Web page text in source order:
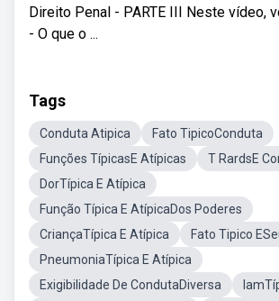
Direito Penal - PARTE III Neste vídeo,
- O que o ...
Tags
Conduta Atipica
Fato TipicoConduta
Funções TípicasE Atípicas
T RardsE
DorTípica E Atípica
Função Típica E AtípicaDos Poderes
CriançaTípica E Atípica
Fato Tipico
PneumoniaTípica E Atípica
Exigibilidade De CondutaDiversa